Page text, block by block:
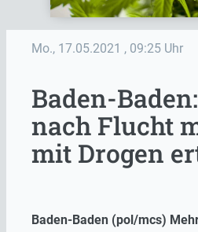
Mo., 17.05.2021 , 09:25 Uhr
Baden-
nach Flucht
mit Drogen
Baden-Baden (pol/mcs)